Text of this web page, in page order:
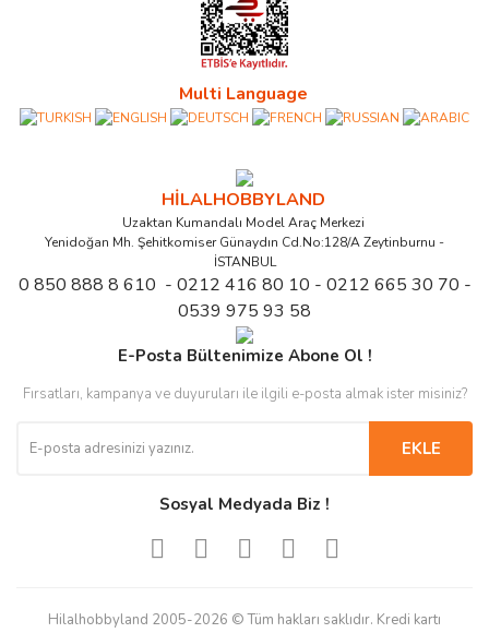
Multi Language
HİLALHOBBYLAND
Uzaktan Kumandalı Model Araç Merkezi
Yenidoğan Mh. Şehitkomiser Günaydın Cd.No:128/A Zeytinburnu -
İSTANBUL
0 850 888 8 610 - 0212 416 80 10 - 0212 665 30 70 -
0539 975 93 58
E-Posta Bültenimize Abone Ol !
Fırsatları, kampanya ve duyuruları ile ilgili e-posta almak ister misiniz?
EKLE
Sosyal Medyada Biz !
Hilalhobbyland 2005-2026 © Tüm hakları saklıdır. Kredi kartı